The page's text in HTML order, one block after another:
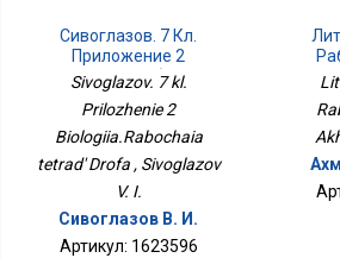
Сивоглазов. 7 Кл.
Приложение 2
Биология.Рабочая
Тетрадь Дрофа
Sivoglazov. 7 kl.
Prilozhenie 2
Biologiia.Rabochaia
tetrad' Drofa , Sivoglazov
V. I.
Сивоглазов В. И.
Артикул: 1623596